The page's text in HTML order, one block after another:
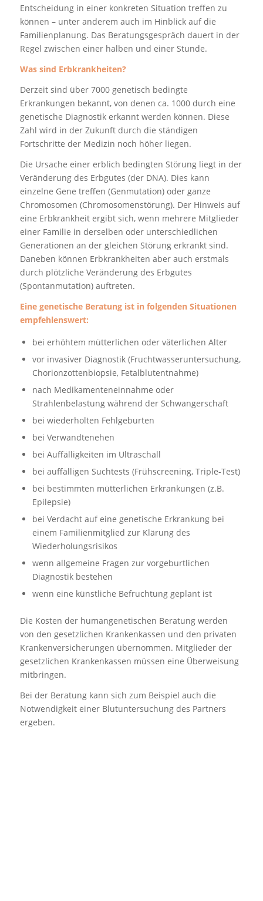
Entscheidung in einer konkreten Situation treffen zu
können – unter anderem auch im Hinblick auf die
Familienplanung. Das Beratungsgespräch dauert in der
Regel zwischen einer halben und einer Stunde.
Was sind Erbkrankheiten?
Derzeit sind über 7000 genetisch bedingte
Erkrankungen bekannt, von denen ca. 1000 durch eine
genetische Diagnostik erkannt werden können. Diese
Zahl wird in der Zukunft durch die ständigen
Fortschritte der Medizin noch höher liegen.
Die Ursache einer erblich bedingten Störung liegt in der
Veränderung des Erbgutes (der DNA). Dies kann
einzelne Gene treffen (Genmutation) oder ganze
Chromosomen (Chromosomenstörung). Der Hinweis auf
eine Erbkrankheit ergibt sich, wenn mehrere Mitglieder
einer Familie in derselben oder unterschiedlichen
Generationen an der gleichen Störung erkrankt sind.
Daneben können Erbkrankheiten aber auch erstmals
durch plötzliche Veränderung des Erbgutes
(Spontanmutation) auftreten.
Eine genetische Beratung ist in folgenden Situationen
empfehlenswert:
bei erhöhtem mütterlichen oder väterlichen Alter
vor invasiver Diagnostik (Fruchtwasseruntersuchung,
Chorionzottenbiopsie, Fetalblutentnahme)
nach Medikamenteneinnahme oder
Strahlenbelastung während der Schwangerschaft
bei wiederholten Fehlgeburten
bei Verwandtenehen
bei Auffälligkeiten im Ultraschall
bei auffälligen Suchtests (Frühscreening, Triple-Test)
bei bestimmten mütterlichen Erkrankungen (z.B.
Epilepsie)
bei Verdacht auf eine genetische Erkrankung bei
einem Familienmitglied zur Klärung des
Wiederholungsrisikos
wenn allgemeine Fragen zur vorgeburtlichen
Diagnostik bestehen
wenn eine künstliche Befruchtung geplant ist
Die Kosten der humangenetischen Beratung werden
von den gesetzlichen Krankenkassen und den privaten
Krankenversicherungen übernommen. Mitglieder der
gesetzlichen Krankenkassen müssen eine Überweisung
mitbringen.
Bei der Beratung kann sich zum Beispiel auch die
Notwendigkeit einer Blutuntersuchung des Partners
ergeben.